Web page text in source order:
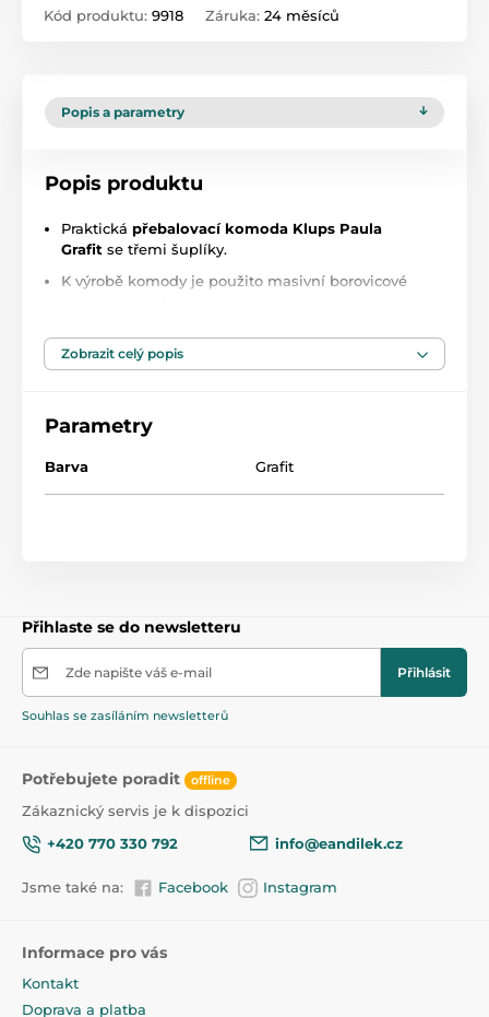
Kód produktu: 9918 Záruka: 24 měsíců
Popis a parametry
Popis produktu
Praktická přebalovací komoda Klups Paula
Grafit se třemi šuplíky.
K výrobě komody je použito masivní borovicové
tento produkt je atestován a je zdravotně nezávadný
na komodu přesně pasují přebalovací podložky o
dále používat pouze komodu samostatně
Zobrazit celý popis
Parametry
Barva Grafit
Přihlaste se do newsletteru
Zde napište váš e-mail Přihlásit
Souhlas se zasíláním newsletterů
Potřebujete poradit offline
Zákaznický servis je k dispozici
+420 770 330 792
info@eandilek.cz
Jsme také na: Facebook Instagram
Informace pro vás
Kontakt
Doprava a platba